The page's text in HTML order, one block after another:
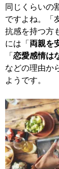
同じくらいの
ですよね。「
抗感を持つ方
には「 両親を
「 恋愛感情は
などの理由か
ようです。